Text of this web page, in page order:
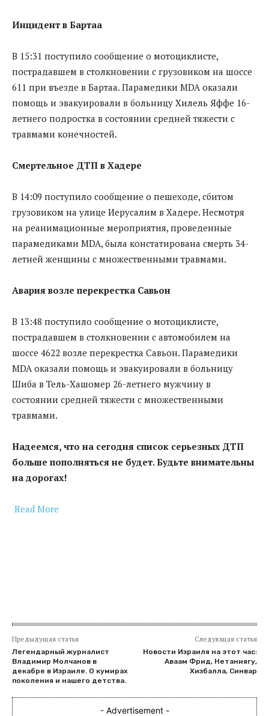
Инцидент в Бартаа
В 15:31 поступило сообщение о мотоциклисте,
пострадавшем в столкновении с грузовиком на шоссе
611 при въезде в Бартаа. Парамедики MDA оказали
помощь и эвакуировали в больницу Хилель Яффе 16-
летнего подростка в состоянии средней тяжести с
травмами конечностей.
Смертельное ДТП в Хадере
В 14:09 поступило сообщение о пешеходе, сбитом
грузовиком на улице Иерусалим в Хадере. Несмотря
на реанимационные мероприятия, проведенные
парамедиками MDA, была констатирована смерть 34-
летней женщины с множественными травмами.
Авария возле перекрестка Савьон
В 13:48 поступило сообщение о мотоциклисте,
пострадавшем в столкновении с автомобилем на
шоссе 4622 возле перекрестка Савьон. Парамедики
MDA оказали помощь и эвакуировали в больницу
Шиба в Тель-Хашомер 26-летнего мужчину в
состоянии средней тяжести с множественными
травмами.
Надеемся, что на сегодня список серьезных ДТП
больше пополняться не будет. Будьте внимательны
на дорогах!
Read More
Предыдущая статья
Легендарный журналист
Владимир Молчанов в
декабре в Израиле. О кумирах
поколения и нашего детства.
Следующая статья
Новости Израиля на этот час:
Аваам Фрид, Нетаниягу,
Хизбалла, Синвар
- Advertisement -